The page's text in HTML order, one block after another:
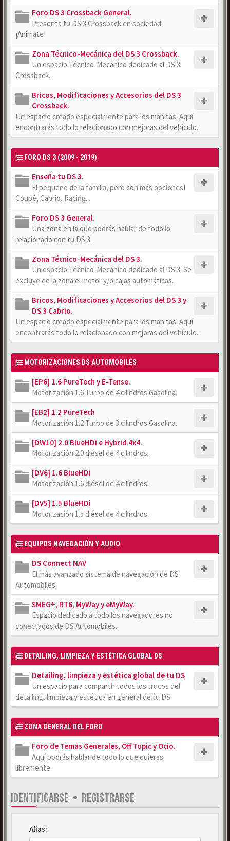
Foro DS 3 Crossback General.
Presenta tu DS 3 Crossback en sociedad.
¡Anímate!
Zona Técnico-Mecánica del DS 3 Crossback.
Un espacio Técnico-Mecánico dedicado al DS 3
Crossback.
Bricos, Modificaciones y Accesorios del DS 3
Crossback.
Un espacio creado especialmente para los manitas. Aquí
encontrarás todo lo relacionado con mejoras del vehículo.
FORO DS 3 (2009 - 2019)
Enseña tu DS 3.
El pequeño de la familia, pero con más opciones!
Coupé, Cabrio, Racing...
Foro DS 3 General.
Una zona en la que podrás hablar de todo lo
relacionado con tu DS 3.
Zona Técnico-Mecánica del DS 3.
Un espacio Técnico-Mecánico dedicado al DS 3. Se
excluye de la zona el motor y/o cajas automáticas.
Bricos, Modificaciones y Accesorios del DS 3 y
DS 3 Cabrio.
Un espacio creado especialmente para los manitas. Aquí
encontrarás todo lo relacionado con mejoras del vehículo.
MOTORIZACIONES DS AUTOMOBILES
[EP6] 1.6 PureTech y E-Tense.
Motorización 1.6 Turbo de 4 cilindros Gasolina.
[EB2] 1.2 PureTech
Motorización 1.2 Turbo de 3 cilindros Gasolina.
[DW10] 2.0 BlueHDi e Hybrid 4x4.
Motorización 2.0 diésel de 4 cilindros.
[DV6] 1.6 BlueHDi
Motorización 1.6 diésel de 4 cilindros.
[DV5] 1.5 BlueHDi
Motorización 1.5 diésel de 4 cilindros.
EQUIPOS NAVEGACIÓN Y AUDIO
DS Connect NAV
El más avanzado sistema de navegación de DS
Automobiles.
SMEG+, RT6, MyWay y eMyWay.
Espacio dedicado a todo los navegadores no
conectados de DS Automobiles.
DETAILING, LIMPIEZA Y ESTÉTICA GLOBAL DS
Detailing, limpieza y estética global de tu DS
Un espacio para compartir todos los trucos del
detailing, limpieza y estética en general de tu DS
ZONA GENERAL DEL FORO
Foro de Temas Generales, Off Topic y Ocio.
Aquí podrás hablar de todo lo que quieras
libremente.
IDENTIFICARSE • REGISTRARSE
Alias: